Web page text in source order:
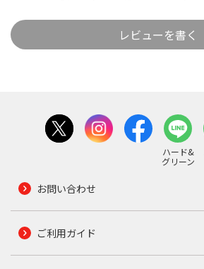
レビューを書く
ハード&
グリーン
お問い合わせ
ご利用ガイド